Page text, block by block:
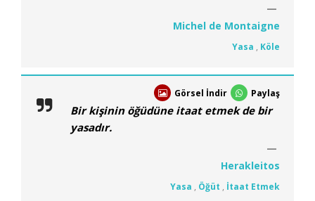
Michel de Montaigne
Yasa , Köle
Görsel İndir Paylaş
Bir kişinin öğüdüne itaat etmek de bir
yasadır.
Herakleitos
Yasa , Öğüt , İtaat Etmek